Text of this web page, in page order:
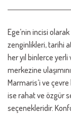
Ege’nin incisi
zenginlikleri, tarihi
her yıl binlerce
merkezine
Marmaris’i ve
ise rahat ve özgür
seçenekleridir.